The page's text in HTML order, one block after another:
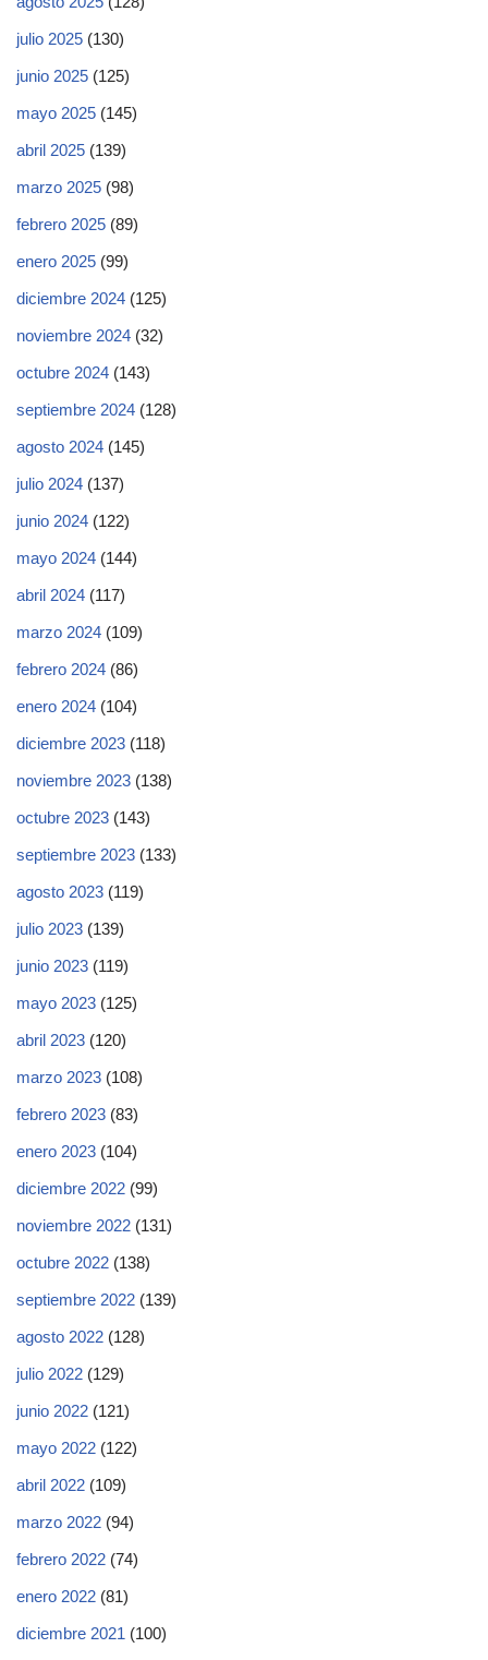
julio 2025 (130)
junio 2025 (125)
mayo 2025 (145)
abril 2025 (139)
marzo 2025 (98)
febrero 2025 (89)
enero 2025 (99)
diciembre 2024 (125)
noviembre 2024 (32)
octubre 2024 (143)
septiembre 2024 (128)
agosto 2024 (145)
julio 2024 (137)
junio 2024 (122)
mayo 2024 (144)
abril 2024 (117)
marzo 2024 (109)
febrero 2024 (86)
enero 2024 (104)
diciembre 2023 (118)
noviembre 2023 (138)
octubre 2023 (143)
septiembre 2023 (133)
agosto 2023 (119)
julio 2023 (139)
junio 2023 (119)
mayo 2023 (125)
abril 2023 (120)
marzo 2023 (108)
febrero 2023 (83)
enero 2023 (104)
diciembre 2022 (99)
noviembre 2022 (131)
octubre 2022 (138)
septiembre 2022 (139)
agosto 2022 (128)
julio 2022 (129)
junio 2022 (121)
mayo 2022 (122)
abril 2022 (109)
marzo 2022 (94)
febrero 2022 (74)
enero 2022 (81)
diciembre 2021 (100)